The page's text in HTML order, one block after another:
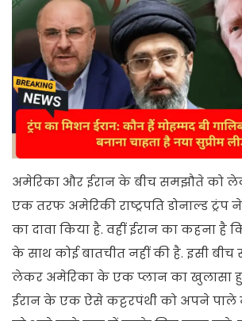
अमेरिका और ईरान के बीच समझौते को
एक तरफ अमेरिकी राष्ट्रपति डोनाल्ड ट्रंप
का दावा किया है. वहीं ईरान का कहना है
के साथ कोई बातचीत नहीं की है. इसी
लेकर अमेरिका के एक प्लान का खुलासा
ईरान के एक ऐसे कट्टरपंथी को अपने पाले